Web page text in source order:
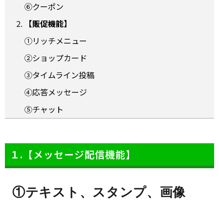
⑥クーポン
【販促機能】
①リッチメニュー
②ショップカード
③タイムライン投稿
④応答メッセージ
⑤チャット
１.【メッセージ配信機能】
①テキスト、スタンプ、画像